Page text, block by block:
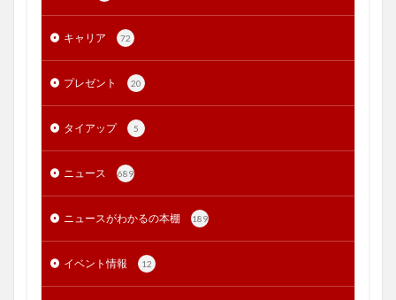
キャリア 72
プレゼント 20
タイアップ 5
ニュース 689
ニュースがわかるの本棚 189
イベント情報 12